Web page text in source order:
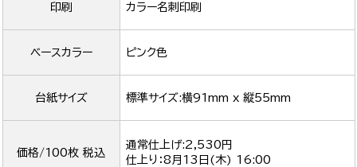
印刷 カラー名刺印刷
ベースカラー ピンク色
台紙サイズ 標準サイズ:横91mm x 縦55mm
価格/100枚 税込
通常仕上げ:2,530円
仕上り：8月13日(木) 16:00